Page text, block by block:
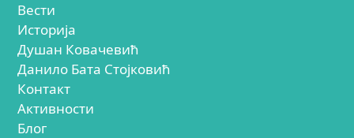
Вести
Историја
Душан Ковачевић
Данило Бата Стојковић
Контакт
Активности
Блог